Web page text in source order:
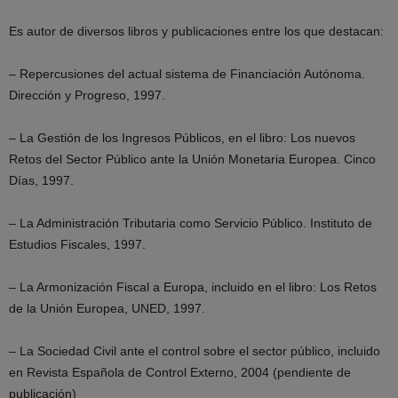
Es autor de diversos libros y publicaciones entre los que destacan:
– Repercusiones del actual sistema de Financiación Autónoma.
Dirección y Progreso, 1997.
– La Gestión de los Ingresos Públicos, en el libro: Los nuevos
Retos del Sector Público ante la Unión Monetaria Europea. Cinco
Días, 1997.
– La Administración Tributaria como Servicio Público. Instituto de
Estudios Fiscales, 1997.
– La Armonización Fiscal a Europa, incluido en el libro: Los Retos
de la Unión Europea, UNED, 1997.
– La Sociedad Civil ante el control sobre el sector público, incluido
en Revista Española de Control Externo, 2004 (pendiente de
publicación)